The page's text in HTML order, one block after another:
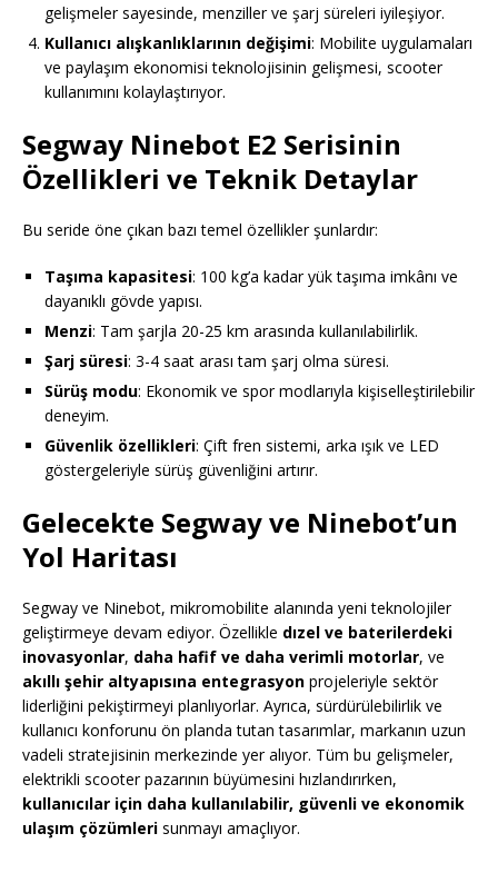
gelişmeler sayesinde, menziller ve şarj süreleri iyileşiyor.
Kullanıcı alışkanlıklarının değişimi: Mobilite uygulamaları
ve paylaşım ekonomisi teknolojisinin gelişmesi, scooter
kullanımını kolaylaştırıyor.
Segway Ninebot E2 Serisinin
Özellikleri ve Teknik Detaylar
Bu seride öne çıkan bazı temel özellikler şunlardır:
Taşıma kapasitesi: 100 kg’a kadar yük taşıma imkânı ve
dayanıklı gövde yapısı.
Menzi: Tam şarjla 20-25 km arasında kullanılabilirlik.
Şarj süresi: 3-4 saat arası tam şarj olma süresi.
Sürüş modu: Ekonomik ve spor modlarıyla kişiselleştirilebilir
deneyim.
Güvenlik özellikleri: Çift fren sistemi, arka ışık ve LED
göstergeleriyle sürüş güvenliğini artırır.
Gelecekte Segway ve Ninebot’un
Yol Haritası
Segway ve Ninebot, mikromobilite alanında yeni teknolojiler
geliştirmeye devam ediyor. Özellikle dızel ve baterilerdeki
inovasyonlar, daha hafif ve daha verimli motorlar, ve
akıllı şehir altyapısına entegrasyon projeleriyle sektör
liderliğini pekiştirmeyi planlıyorlar. Ayrıca, sürdürülebilirlik ve
kullanıcı konforunu ön planda tutan tasarımlar, markanın uzun
vadeli stratejisinin merkezinde yer alıyor. Tüm bu gelişmeler,
elektrikli scooter pazarının büyümesini hızlandırırken,
kullanıcılar için daha kullanılabilir, güvenli ve ekonomik
ulaşım çözümleri sunmayı amaçlıyor.